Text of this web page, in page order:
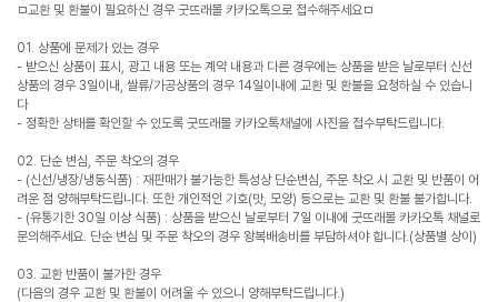
ㅁ교환 및 환불이 필요하신 경우 굿뜨래몰 카카오톡으로 접수해주세요ㅁ
01. 상품에 문제가 있는 경우
- 받으신 상품이 표시, 광고 내용 또는 계약 내용과 다른 경우에는 상품을 받은 날로부터 신선
상품의 경우 3일이내, 쌀류/가공상품의 경우 14일이내에 교환 및 환불을 요청하실 수 있습니
다
- 정확한 상태를 확인할 수 있도록 굿뜨래몰 카카오톡채널에 사진을 접수부탁드립니다.
02. 단순 변심, 주문 착오의 경우
- (신선/냉장/냉동식품) : 재판매가 불가능한 특성상 단순변심, 주문 착오 시 교환 및 반품이 어
려운 점 양해부탁드립니다. 또한 개인적인 기호(맛, 모양) 등으로는 교환 및 환불 불가합니다.
- (유통기한 30일 이상 식품) : 상품을 받으신 날로부터 7일 이내에 굿뜨래몰 카카오톡 채널로
문의해주세요. 단순 변심 및 주문 착오의 경우 왕복배송비를 부담하셔야 합니다.(상품별 상이)
03. 교환 반품이 불가한 경우
(다음의 경우 교환 및 환불이 어려울 수 있으니 양해부탁드립니다.)